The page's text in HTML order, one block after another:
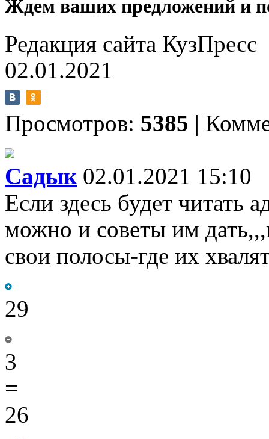
Ждем ваших предложений и
Редакция сайта КузПресс
02.01.2021
Просмотров: 5385 |
Садык02.01.2021 15:10
Если здесь будет читать
можно и советы им
свои полосы-где их
29
3
=
26